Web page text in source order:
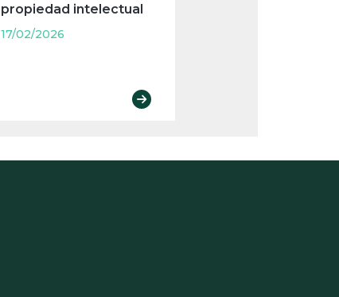
propiedad intelectual
17/02/2026